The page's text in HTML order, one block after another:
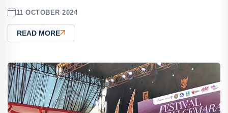
11 OCTOBER 2024
READ MORE